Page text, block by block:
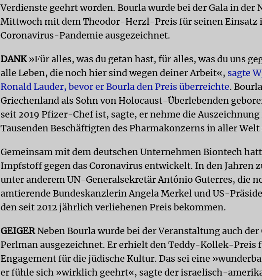
Verdienste geehrt worden. Bourla wurde bei der Gala in der
Mittwoch mit dem Theodor-Herzl-Preis für seinen Einsatz
Coronavirus-Pandemie ausgezeichnet.
DANK»Für alles, was du getan hast, für alles, was du uns
alle Leben, die noch hier sind wegen deiner Arbeit«, sagte
Ronald Lauder, bevor er Bourla den Preis überreichte.
Griechenland als Sohn von Holocaust-Überlebenden
seit 2019 Pfizer-Chef ist, sagte, er nehme die
Tausenden Beschäftigten des Pharmakonzerns in aller Welt
Gemeinsam mit dem deutschen Unternehmen Biontech
Impfstoff gegen das Coronavirus entwickelt. In den Jahren
unter anderem UN-Generalsekretär António Guterres, die
amtierende Bundeskanzlerin Angela Merkel und US-
den seit 2012 jährlich verliehenen Preis bekommen.
GEIGERNeben Bourla wurde bei der Veranstaltung auch
Perlman ausgezeichnet. Er erhielt den Teddy-Kollek-Preis
Engagement für die jüdische Kultur. Das sei eine
er fühle sich »wirklich geehrt«, sagte der israelisch-